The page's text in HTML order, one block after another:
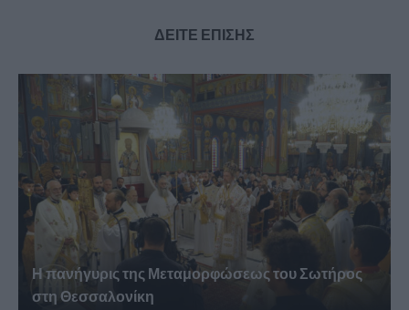
ΔΕΙΤΕ ΕΠΙΣΗΣ
Η πανήγυρις της Μεταμορφώσεως του Σωτήρος
στη Θεσσαλονίκη